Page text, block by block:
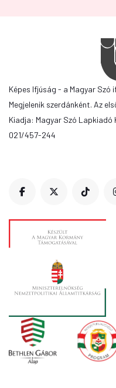
Képes Ifjúság - a Magyar Szó
Megjelenik szerdánként. Az
Kiadja: Magyar Szó Lapkiadó
021/457-244